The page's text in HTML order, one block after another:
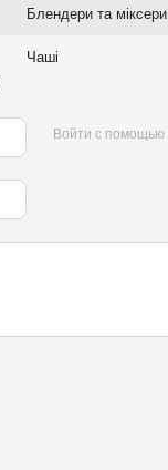
Блендери та міксери
Чаші
Войти с помощью